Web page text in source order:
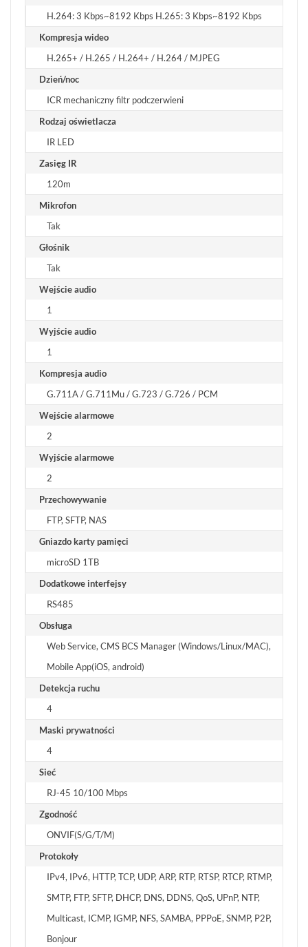
H.264: 3 Kbps~8192 Kbps H.265: 3 Kbps~8192 Kbps
Kompresja wideo
H.265+ / H.265 / H.264+ / H.264 / MJPEG
Dzień/noc
ICR mechaniczny filtr podczerwieni
Rodzaj oświetlacza
IR LED
Zasięg IR
120m
Mikrofon
Tak
Głośnik
Tak
Wejście audio
1
Wyjście audio
1
Kompresja audio
G.711A / G.711Mu / G.723 / G.726 / PCM
Wejście alarmowe
2
Wyjście alarmowe
2
Przechowywanie
FTP, SFTP, NAS
Gniazdo karty pamięci
microSD 1TB
Dodatkowe interfejsy
RS485
Obsługa
Web Service, CMS BCS Manager (Windows/Linux/MAC),
Mobile App(iOS, android)
Detekcja ruchu
4
Maski prywatności
4
Sieć
RJ-45 10/100 Mbps
Zgodność
ONVIF(S/G/T/M)
Protokoły
IPv4, IPv6, HTTP, TCP, UDP, ARP, RTP, RTSP, RTCP, RTMP,
SMTP, FTP, SFTP, DHCP, DNS, DDNS, QoS, UPnP, NTP,
Multicast, ICMP, IGMP, NFS, SAMBA, PPPoE, SNMP, P2P,
Bonjour